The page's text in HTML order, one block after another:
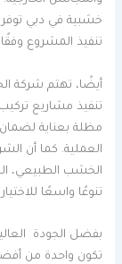
خشبية في دبي
تنفيذ المشروع
أيضًا، تهتم شركة
تنفيذ مشاريع
مظلة بعناية لضمان
العملية. كما أن
الخشب الطبيعي،
تنوعًا واسعًا
بفضل الجودة
تكون واحدة من